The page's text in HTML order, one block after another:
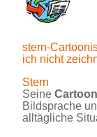
stern-
ich nicht
Stern
Seine
Bildsprache
alltägliche